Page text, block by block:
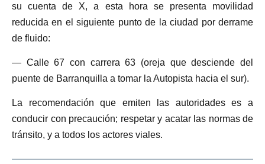
su cuenta de X, a esta hora se presenta movilidad
reducida en el siguiente punto de la ciudad por derrame
de fluido:
— Calle 67 con carrera 63 (oreja que desciende del
puente de Barranquilla a tomar la Autopista hacia el sur).
La recomendación que emiten las autoridades es a
conducir con precaución; respetar y acatar las normas de
tránsito, y a todos los actores viales.